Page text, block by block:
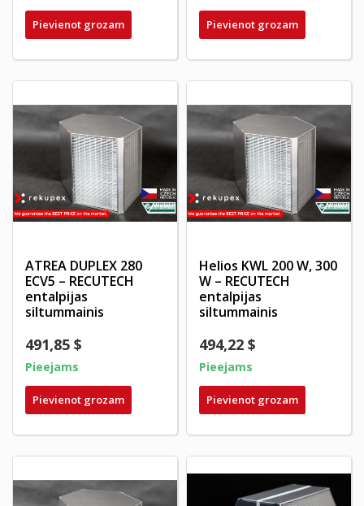
Pievienot grozam Pievienot grozam
ATREA DUPLEX 280
ECV5 – RECUTECH
entalpijas
siltummainis
491,85 $
Pieejams
Pievienot grozam
Helios KWL 200 W, 300
W – RECUTECH
entalpijas
siltummainis
494,22 $
Pieejams
Pievienot grozam